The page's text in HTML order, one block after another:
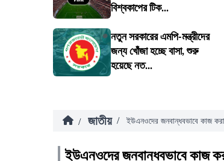
বিশ্বকাপের টিক...
নতুন সরকারের এমপি-মন্ত্রীদের
জন্য খোঁজা হচ্ছে বাসা, শুরু
হয়েছে নত...
/ জাতীয় / ইউএনওদের জনবান্ধবভাবে কাজ
ইউএনওদের জনবান্ধবভাবে কাজ